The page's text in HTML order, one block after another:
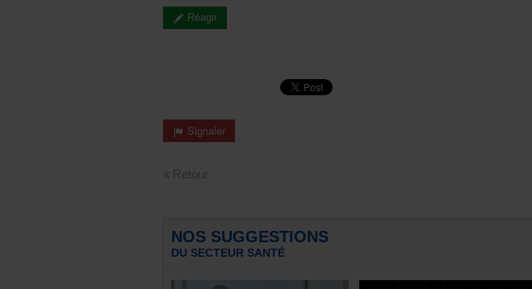
Réagir
Signaler
« Retour
NOS SUGGESTIONS
DU SECTEUR SANTÉ